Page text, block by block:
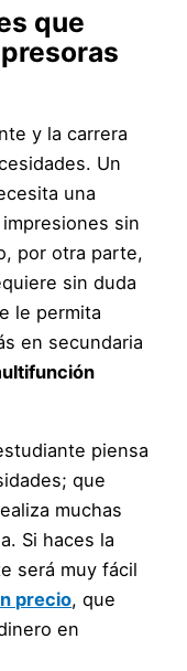
que
y la carrera
Un
una
impresiones sin
por otra parte,
sin duda
le permita
en secundaria
piensa
que
muchas
Si haces la
será muy fácil
precio, que
en